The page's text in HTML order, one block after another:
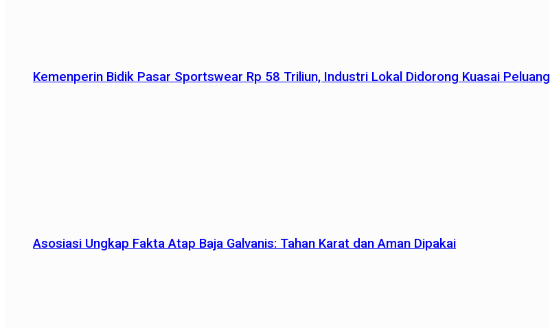
Kemenperin Bidik Pasar Sportswear Rp 58 Triliun, Industri Lokal Didorong Kuasai Peluang
Asosiasi Ungkap Fakta Atap Baja Galvanis: Tahan Karat dan Aman Dipakai